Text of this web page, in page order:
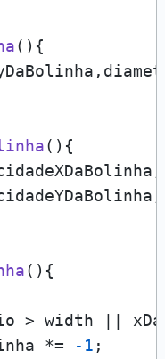
() {
() {
() {
> width ||
*=
-1 ;